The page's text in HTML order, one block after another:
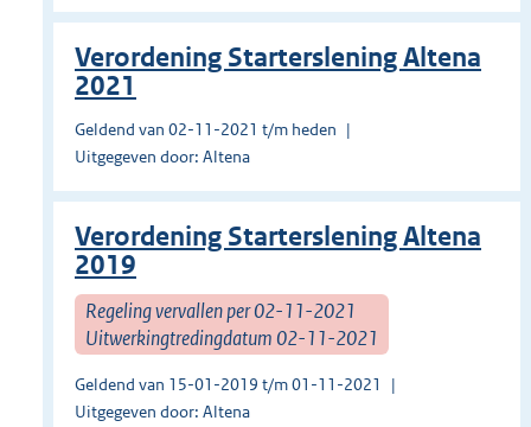
Verordening Starterslening Altena
2021
Geldend van 02-11-2021 t/m heden
Uitgegeven door: Altena
Verordening Starterslening Altena
2019
Regeling vervallen per 02-11-2021
Uitwerkingtredingdatum 02-11-2021
Geldend van 15-01-2019 t/m 01-11-2021
Uitgegeven door: Altena